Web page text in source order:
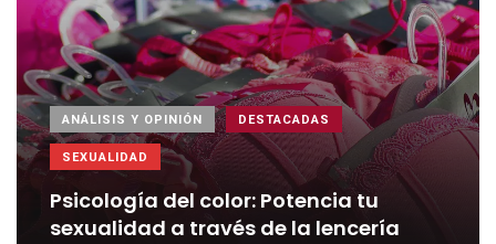
ANÁLISIS Y OPINIÓN DESTACADAS
SEXUALIDAD
Psicología del color: Potencia tu
sexualidad a través de la lencería